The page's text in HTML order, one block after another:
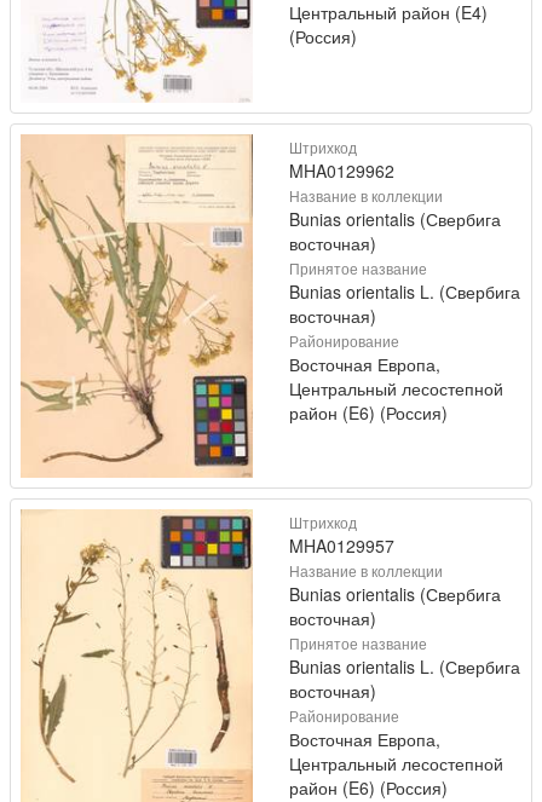
Центральный район (E4)
(Россия)
Штрихкод
MHA0129962
Название в коллекции
Bunias orientalis (Свербига
восточная)
Принятое название
Bunias orientalis L. (Свербига
восточная)
Районирование
Восточная Европа,
Центральный лесостепной
район (E6) (Россия)
Штрихкод
MHA0129957
Название в коллекции
Bunias orientalis (Свербига
восточная)
Принятое название
Bunias orientalis L. (Свербига
восточная)
Районирование
Восточная Европа,
Центральный лесостепной
район (E6) (Россия)